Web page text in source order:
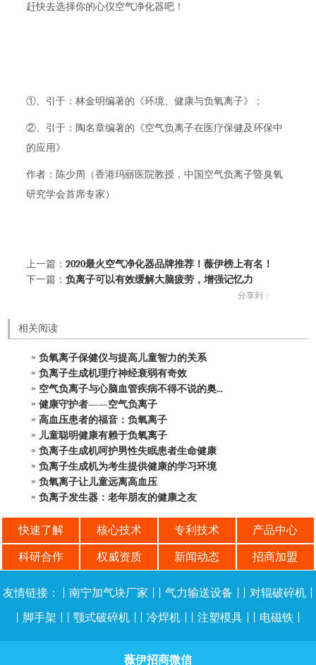
赶快去选择你的心仪空气净化器吧！
①、引于：林金明编著的《环境、健康与负氧离子》；
②、引于：陶名章编著的《空气负离子在医疗保健及环保中
的应用》
作者：陈少周（香港玛丽医院教授，中国空气负离子暨臭氧
研究学会首席专家）
上一篇：​2020最火空气净化器品牌推荐！薇伊榜上有名！
下一篇：负离子可以有效缓解大脑疲劳，增强记忆力
分享到：
相关阅读
负氧离子保健仪与提高儿童智力的关系
负离子生成机理疗神经衰弱有奇效
空气负离子与心脑血管疾病不得不说的奥...
健康守护者——空气负离子
高血压患者的福音：负氧离子
儿童聪明健康有赖于负氧离子
负离子生成机呵护男性失眠患者生命健康
负离子生成机为考生提供健康的学习环境
负氧离子让儿童远离高血压
负离子发生器：老年朋友的健康之友
快速了解 核心技术 专利技术 产品中心
科研合作 权威资质 新闻动态 招商加盟
友情链接： 南宁加气块厂家 气力输送设备 对辊破碎机
脚手架 颚式破碎机 冷焊机 注塑模具 电磁铁
薇伊招商微信